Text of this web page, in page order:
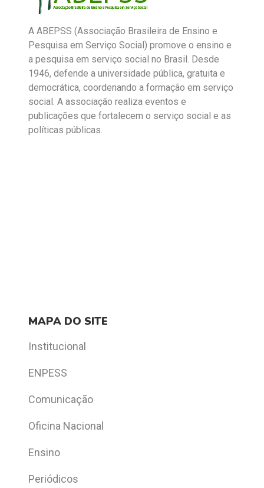
A ABEPSS (Associação Brasileira de Ensino e
Pesquisa em Serviço Social) promove o ensino e
a pesquisa em serviço social no Brasil. Desde
1946, defende a universidade pública, gratuita e
democrática, coordenando a formação em serviço
social. A associação realiza eventos e
publicações que fortalecem o serviço social e as
políticas públicas.
MAPA DO SITE
Institucional
ENPESS
Comunicação
Oficina Nacional
Ensino
Periódicos